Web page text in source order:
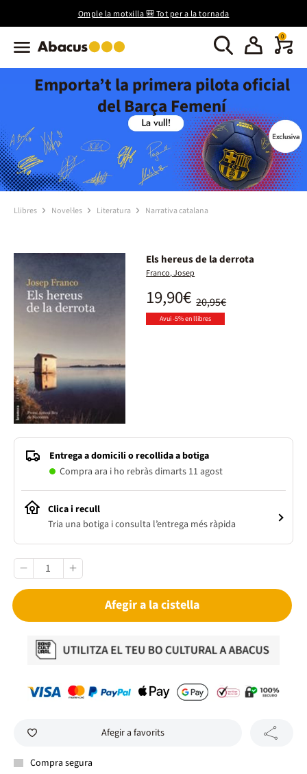
Omple la motxilla 🎒 Tot per a la tornada
0
Emporta’t la primera pilota oficial
del Barça Femení
Llibres Novel·les Literatura Narrativa catalana
Els hereus de la derrota
Franco, Josep
20,95€
19,90€
Avui -5% en llibres
Entrega a domicili o recollida a botiga
Compra ara i ho rebràs dimarts 11 agost
Clica i recull
Tria una botiga i consulta l’entrega més ràpida
Afegir a la cistella
Afegir a favorits
Compra segura